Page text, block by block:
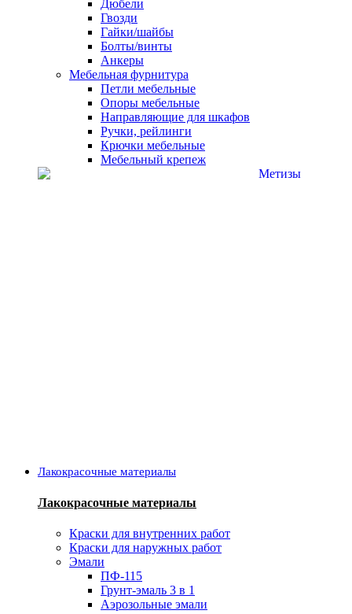
Дюбели
Гвозди
Гайки/шайбы
Болты/винты
Анкеры
Мебельная фурнитура
Петли мебельные
Опоры мебельные
Направляющие для шкафов
Ручки, рейлинги
Крючки мебельные
Мебельный крепеж
Лакокрасочные материалы
Лакокрасочные материалы
Краски для внутренних работ
Краски для наружных работ
Эмали
ПФ-115
Грунт-эмаль 3 в 1
Аэрозольные эмали